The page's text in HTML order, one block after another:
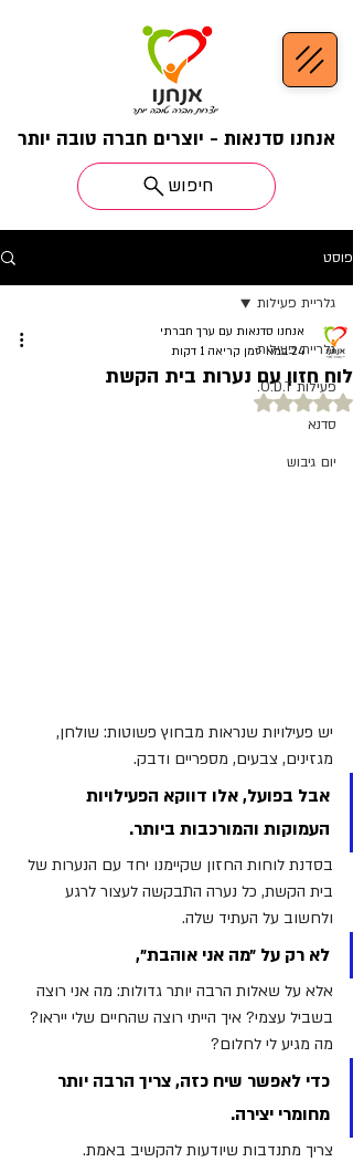
אנחנו סדנאות - יוצרים חברה טובה יותר
חיפוש
פוסט
גלריית פעילות
פעילות O.D.T.
סדנא
יום גיבוש
גלריית פעילות
לוח חזון עם נערות בית הקשת
אנחנו סדנאות עם ערך חברתי
24 במאי
זמן קריאה 1 דקות
דירוג של NaN מתוך 5 כוכבים
יש פעילויות שנראות מבחוץ פשוטות: שולחן,
מגזינים, צבעים, מספריים ודבק.
אבל בפועל, אלו דווקא הפעילויות
העמוקות והמורכבות ביותר.
בסדנת לוחות החזון שקיימנו יחד עם הנערות של
בית הקשת, כל נערה התבקשה לעצור לרגע
ולחשוב על העתיד שלה.
לא רק על ״מה אני אוהבת״,
אלא על שאלות הרבה יותר גדולות: מה אני רוצה
בשביל עצמי? איך הייתי רוצה שהחיים שלי ייראו?
מה מגיע לי לחלום?
כדי לאפשר שיח כזה, צריך הרבה יותר
מחומרי יצירה.
צריך מתנדבות שיודעות להקשיב באמת.